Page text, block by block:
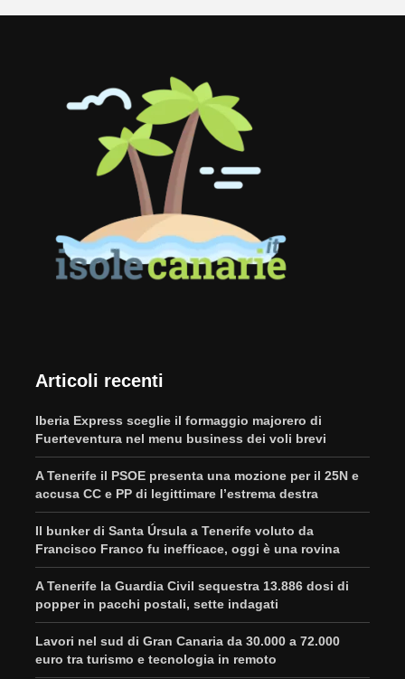
Articoli recenti
Iberia Express sceglie il formaggio majorero di
Fuerteventura nel menu business dei voli brevi
A Tenerife il PSOE presenta una mozione per il 25N e
accusa CC e PP di legittimare l’estrema destra
Il bunker di Santa Úrsula a Tenerife voluto da
Francisco Franco fu inefficace, oggi è una rovina
A Tenerife la Guardia Civil sequestra 13.886 dosi di
popper in pacchi postali, sette indagati
Lavori nel sud di Gran Canaria da 30.000 a 72.000
euro tra turismo e tecnologia in remoto